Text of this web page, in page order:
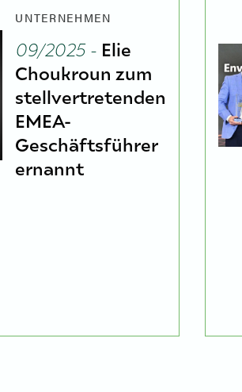
UNTERNEHMEN
09/2025 - Elie
Choukroun zum
stellvertretenden
EMEA-
Geschäftsführer
ernannt